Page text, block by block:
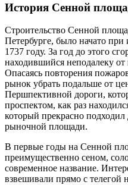
История Сенной
Строительство Сенной
Петербурге, было начато
1737 году. За год до этого
находившийся неподалеку
Опасаясь повторения
рынок убрать подальше от
Першпективной дороги,
проспектом, как раз
который прекрасно подходил
рыночной площади.
В первые годы на Сенной
преимущественно сеном,
современное название.
взвешивали прямо с телегой